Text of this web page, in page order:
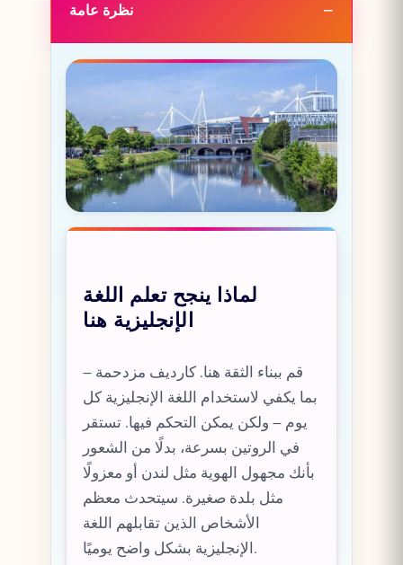
نظرة عامة
لماذا ينجح تعلم اللغة
الإنجليزية هنا
قم ببناء الثقة هنا. كارديف مزدحمة –
بما يكفي لاستخدام اللغة الإنجليزية كل
يوم – ولكن يمكن التحكم فيها. تستقر
في الروتين بسرعة، بدلًا من الشعور
بأنك مجهول الهوية مثل لندن أو معزولًا
مثل بلدة صغيرة. سيتحدث معظم
الأشخاص الذين تقابلهم اللغة
الإنجليزية بشكل واضح يوميًا.